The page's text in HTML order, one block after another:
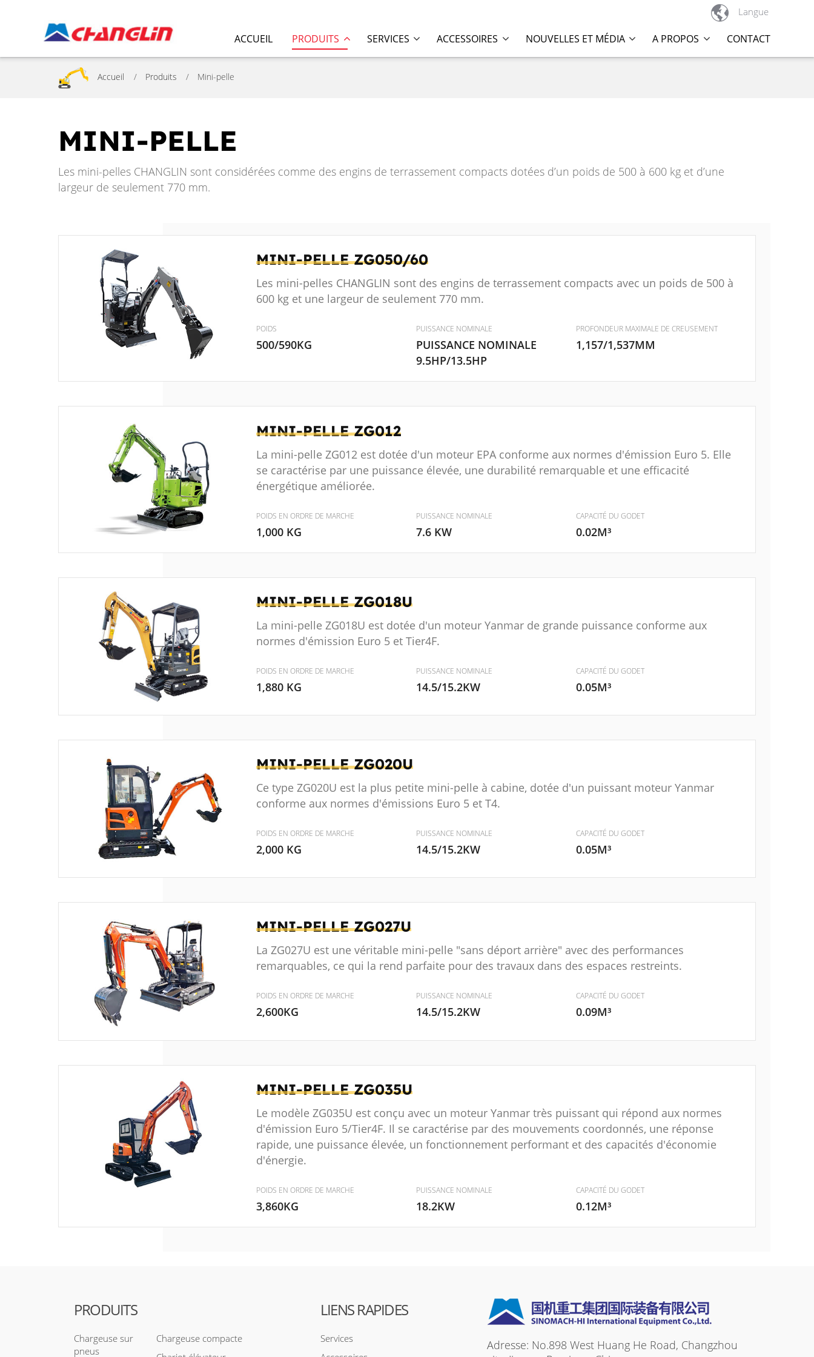
 Langue
ACCUEIL PRODUITS SERVICES ACCESSOIRES NOUVELLES ET MÉDIA A PROPOS CONTACT
Accueil Produits Mini-pelle
MINI-PELLE
Les mini-pelles CHANGLIN sont considérées comme des engins de terrassement compacts dotées d’un poids de 500 à 600 kg et d’une
largeur de seulement 770 mm.
MINI-PELLEZG050/60
Les mini-pelles CHANGLIN sont des engins de terrassement compacts avec un poids de 500 à
600 kg et une largeur de seulement 770 mm.
POIDS
500/590KG
PUISSANCE NOMINALE
PUISSANCE NOMINALE
9.5HP/13.5HP
PROFONDEUR MAXIMALE DE CREUSEMENT
1,157/1,537MM
MINI-PELLEZG012
La mini-pelle ZG012 est dotée d'un moteur EPA conforme aux normes d'émission Euro 5. Elle
se caractérise par une puissance élevée, une durabilité remarquable et une efficacité
énergétique améliorée.
POIDS EN ORDRE DE MARCHE
1,000 KG
PUISSANCE NOMINALE
7.6 KW
CAPACITÉ DU GODET
0.02M³
MINI-PELLEZG018U
La mini-pelle ZG018U est dotée d'un moteur Yanmar de grande puissance conforme aux
normes d'émission Euro 5 et Tier4F.
POIDS EN ORDRE DE MARCHE
1,880 KG
PUISSANCE NOMINALE
14.5/15.2KW
CAPACITÉ DU GODET
0.05M³
MINI-PELLEZG020U
Ce type ZG020U est la plus petite mini-pelle à cabine, dotée d'un puissant moteur Yanmar
conforme aux normes d'émissions Euro 5 et T4.
POIDS EN ORDRE DE MARCHE
2,000 KG
PUISSANCE NOMINALE
14.5/15.2KW
CAPACITÉ DU GODET
0.05M³
MINI-PELLEZG027U
La ZG027U est une véritable mini-pelle "sans déport arrière" avec des performances
remarquables, ce qui la rend parfaite pour des travaux dans des espaces restreints.
POIDS EN ORDRE DE MARCHE
2,600KG
PUISSANCE NOMINALE
14.5/15.2KW
CAPACITÉ DU GODET
0.09M³
MINI-PELLEZG035U
Le modèle ZG035U est conçu avec un moteur Yanmar très puissant qui répond aux normes
d'émission Euro 5/Tier4F. Il se caractérise par des mouvements coordonnés, une réponse
rapide, une puissance élevée, un fonctionnement performant et des capacités d'économie
d'énergie.
POIDS EN ORDRE DE MARCHE
3,860KG
PUISSANCE NOMINALE
18.2KW
CAPACITÉ DU GODET
0.12M³
Adresse: No.898 West Huang He Road, Changzhou
PRODUITS
Chargeuse sur
pneus
Chargeuse compacte
LIENS RAPIDES
Services